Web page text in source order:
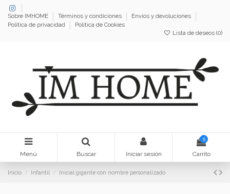
Sobre IMHOME Términos y condiciones
Envíos y devoluciones
Política de privacidad
Política de Cookies
Lista de deseos (0)
Menú Buscar Iniciar sesión
0
Carrito
Inicio Infantil Inicial gigante con nombre personalizado